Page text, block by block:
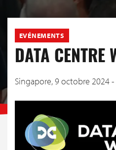
EVÉNEMENTS
DATA CENTRE
Singapore,9 octobre 2024